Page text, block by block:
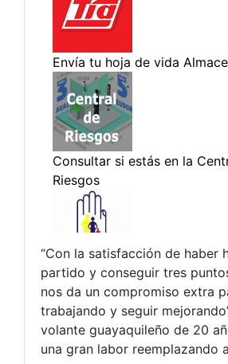
“Con la satisfacción de haber
partido y conseguir tres
nos da un compromiso extra
trabajando y seguir
volante guayaquileño de 20
una gran labor reemplazando